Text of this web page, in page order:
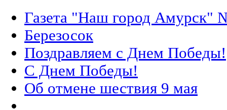
Газета "Наш город Амурск"
Березосок
Поздравляем с Днем Победы!
С Днем Победы!
Об отмене шествия 9 мая